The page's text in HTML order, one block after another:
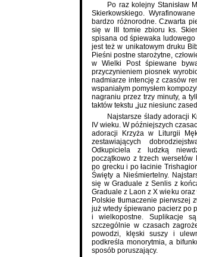
Po raz kolejny Stanisław
Skierkowskiego.
bardzo różnorodne. Czwarta
się w III tomie zbioru ks.
spisana od śpiewaka
jest też w unikatowym druku
Pieśni postne starożytne,
w Wielki Post śpiewane
przyczynieniem piosnek
nadmiarze intencję z czasów
wspaniałym pomysłem
nagraniu przez trzy minuty, a
taktów tekstu „juz niesiunc
Najstarsze ślady adoracji
IV wieku. W późniejszych
adoracji Krzyża w Liturgii
zestawiających
Odkupiciela z ludzką
początkowo z trzech
po grecku i po łacinie
Święty a Nieśmiertelny.
się w Graduale z Senlis z
Graduale z Laon z X wieku
Polskie tłumaczenie pierwszej
już wtedy śpiewano pacierz po
i wielkopostne. Suplikacje
szczególnie w czasach
powodzi, klęski suszy i
podkreśla monorytmia, a
sposób poruszający.